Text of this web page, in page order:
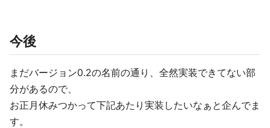
今後
まだバージョン0.2の名前の通り、全然実装できてない部
分があるので、
お正月休みつかって下記あたり実装したいなぁと企んでま
す。